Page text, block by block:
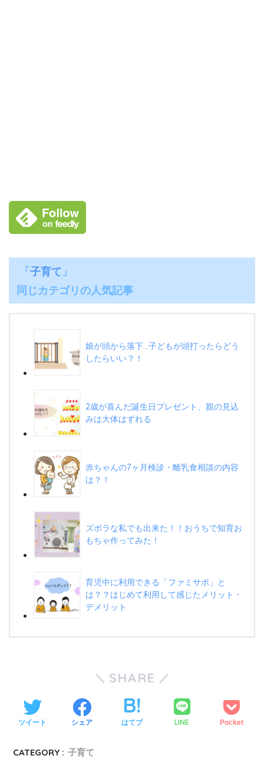
「子育て 」
同じカテゴリの人気記事
娘が頭から落下…子どもが頭打ったらどう
したらいい？！
2歳が喜んだ誕生日プレゼント、親の見込
みは大体はずれる
赤ちゃんの7ヶ月検診・離乳食相談の内容
は？！
ズボラな私でも出来た！！おうちで知育お
もちゃ作ってみた！
育児中に利用できる「ファミサポ」と
は？？はじめて利用して感じたメリット・
デメリット
SHARE
ツイート シェア はてブ LINE Pocket
CATEGORY : 子育て